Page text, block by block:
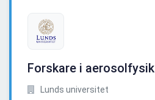
Forskare i aerosolfysik
Lunds universitet